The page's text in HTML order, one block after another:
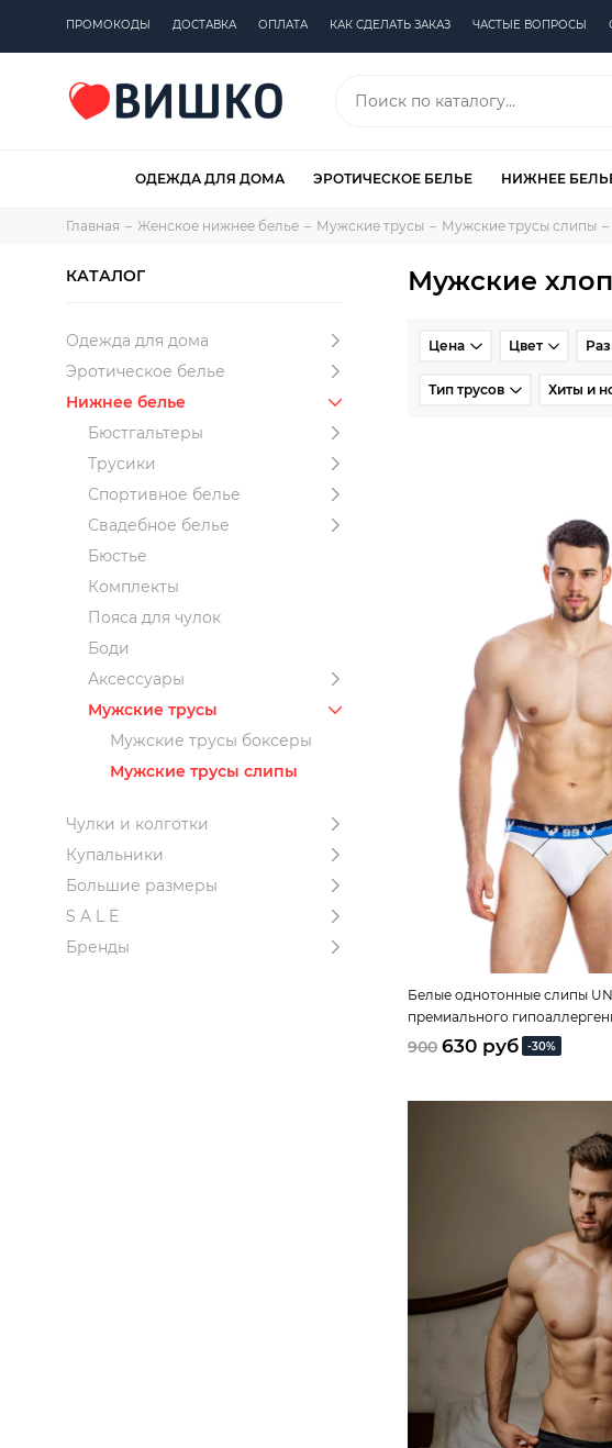
ПРОМОКОДЫ ДОСТАВКА ОПЛАТА КАК СДЕЛАТЬ ЗАКАЗ ЧАСТЫЕ ВОПРОСЫ
ОДЕЖДА ДЛЯ ДОМА ЭРОТИЧЕСКОЕ БЕЛЬЕ НИЖНЕЕ
Главная Женское нижнее белье Мужские трусы Мужские трусы слипы
КАТАЛОГ
Одежда для дома
Эротическое белье
Нижнее белье
Бюстгальтеры
Трусики
Спортивное белье
Свадебное белье
Бюстье
Комплекты
Пояса для чулок
Боди
Аксессуары
Мужские трусы
Мужские трусы боксеры
Мужские трусы слипы
Чулки и колготки
Купальники
Большие размеры
S A L E
Бренды
Мужские
Цена Цвет
Тип трусов Хиты и
Белые однотонные слипы
премиального
добавлением эластана
900 630 руб -30%